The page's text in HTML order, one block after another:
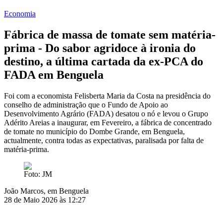
Economia
Fábrica de massa de tomate sem matéria-
prima - Do sabor agridoce à ironia do
destino, a última cartada da ex-PCA do
FADA em Benguela
Foi com a economista Felisberta Maria da Costa na presidência do
conselho de administração que o Fundo de Apoio ao
Desenvolvimento Agrário (FADA) desatou o nó e levou o Grupo
Adérito Areias a inaugurar, em Fevereiro, a fábrica de concentrado
de tomate no município do Dombe Grande, em Benguela,
actualmente, contra todas as expectativas, paralisada por falta de
matéria-prima.
Foto: JM
João Marcos, em Benguela
28 de Maio 2026 às 12:27